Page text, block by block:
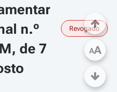
n.º
de 7
Revogado
AA